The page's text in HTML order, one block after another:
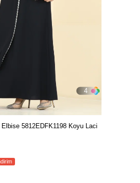
4
5812EDFK1198 Koyu Laci